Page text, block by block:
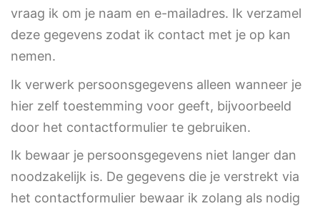
vraag ik om je naam en e-mailadres. Ik verzamel
deze gegevens zodat ik contact met je op kan
nemen.
Ik verwerk persoonsgegevens alleen wanneer je
hier zelf toestemming voor geeft, bijvoorbeeld
door het contactformulier te gebruiken.
Ik bewaar je persoonsgegevens niet langer dan
noodzakelijk is. De gegevens die je verstrekt via
het contactformulier bewaar ik zolang als nodig